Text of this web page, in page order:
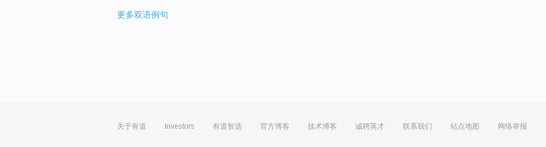
更多双语例句
关于有道 Investors 有道智选 官方博客 技术博客 诚聘英才 联系我们 站点地图 网络举报